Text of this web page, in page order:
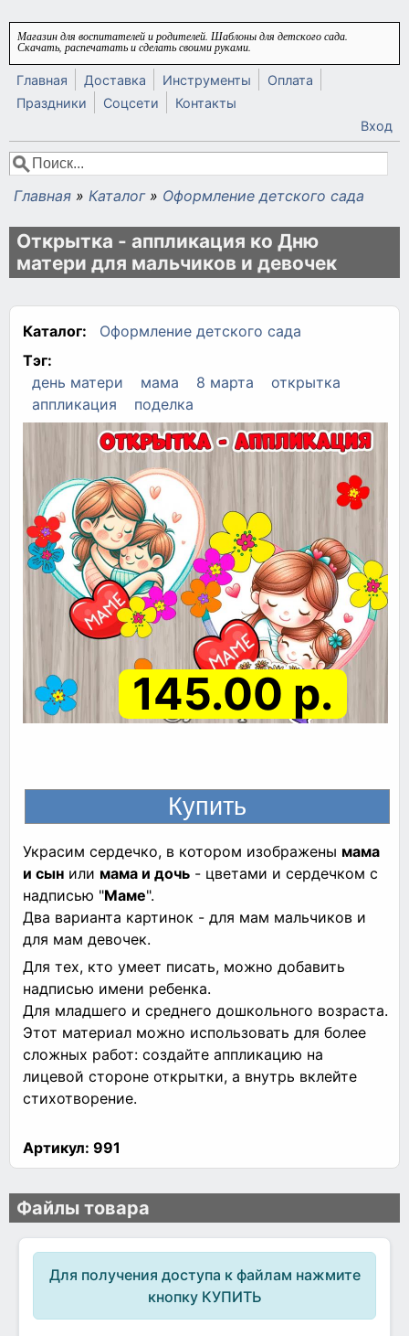
Перейти к основному содержанию
Магазин для воспитателей и родителей. Шаблоны для детского сада.
Скачать, распечатать и сделать своими руками.
Главная Доставка Инструменты
Оплата
Праздники
Соцсети
Контакты
Вход
Форма поиска
Поиск
Вы здесь
Главная » Каталог » Оформление детского сада
Открытка - аппликация ко Дню
матери для мальчиков и девочек
Каталог:
Оформление детского сада
Тэг:
день матери
мама 8 марта
открытка
аппликация
поделка
145.00 р.
Украсим сердечко, в котором изображены мама
и сын или мама и дочь - цветами и сердечком с
надписью "Маме".
Два варианта картинок - для мам мальчиков и
для мам девочек.
Для тех, кто умеет писать, можно добавить
надписью имени ребенка.
Для младшего и среднего дошкольного возраста.
Этот материал можно использовать для более
сложных работ: создайте аппликацию на
лицевой стороне открытки, а внутрь вклейте
стихотворение.
Артикул: 991
Файлы товара
Для получения доступа к файлам нажмите
кнопку КУПИТЬ